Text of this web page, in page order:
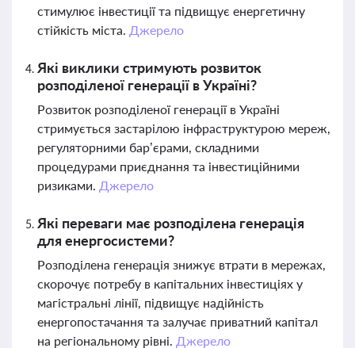
стимулює інвестиції та підвищує енергетичну
стійкість міста. Джерело
Які виклики стримують розвиток
розподіленої генерації в Україні?
Розвиток розподіленої генерації в Україні
стримується застарілою інфраструктурою мереж,
регуляторними бар’єрами, складними
процедурами приєднання та інвестиційними
ризиками. Джерело
Які переваги має розподілена генерація
для енергосистеми?
Розподілена генерація знижує втрати в мережах,
скорочує потребу в капітальних інвестиціях у
магістральні лінії, підвищує надійність
енергопостачання та залучає приватний капітал
на регіональному рівні. Джерело